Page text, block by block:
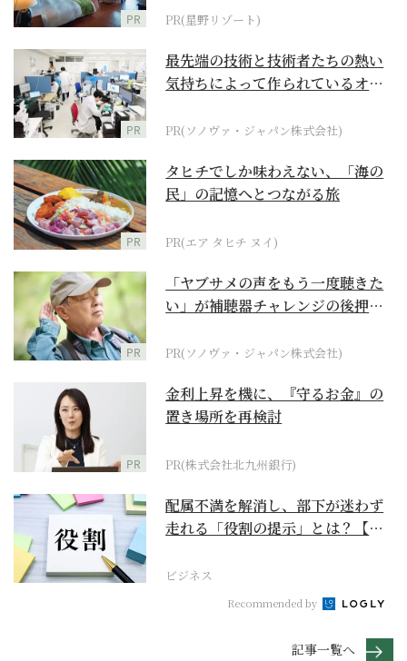
PR PR(星野リゾート)
PR
最先端の技術と技術者たちの熱い
気持ちによって作られているオー
PR(ソノヴァ・ジャパン株式会社)
PR
タヒチでしか味わえない、「海の
民」の記憶へとつながる旅
PR(エア タヒチ ヌイ)
PR
「ヤブサメの声をもう一度聴きた
い」が補聴器チャレンジの後押し
PR(ソノヴァ・ジャパン株式会社)
PR
金利上昇を機に、『守るお金』の
置き場所を再検討
PR(株式会社北九州銀行)
配属不満を解消し、部下が迷わず
走れる「役割の提示」とは？【ビ
ビジネス
Recommended by
記事一覧へ